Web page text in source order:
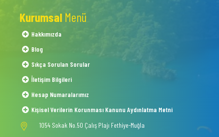
Kurumsal Menü
Hakkımızda
Blog
Sıkça Sorulan Sorular
İletişim Bilgileri
Hesap Numaralarımız
Kişisel Verilerin Korunması Kanunu Aydınlatma Metni
1054 Sokak No.50 Çalış Plajı Fethiye-Muğla